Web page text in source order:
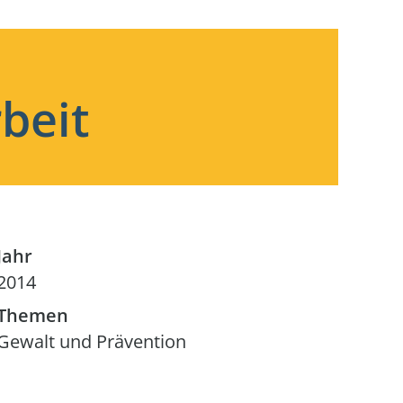
und Prävention